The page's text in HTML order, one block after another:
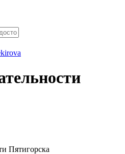
Пятигорска